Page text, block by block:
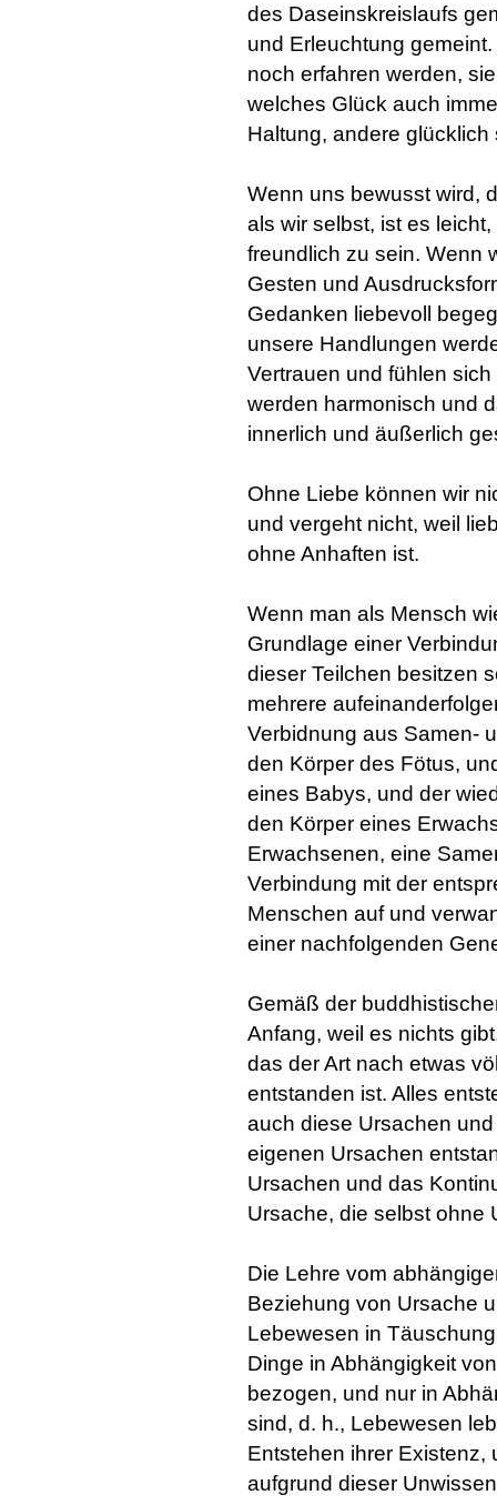
des Daseinskreislaufs
und Erleuchtung
noch erfahren werden,
welches Glück auch
Haltung, andere
Wenn uns bewusst wird,
als wir selbst, ist es
freundlich zu sein. Wenn
Gesten und
Gedanken liebevoll
unsere Handlungen
Vertrauen und fühlen
werden harmonisch und
innerlich und äußerlich
Ohne Liebe können wir
und vergeht nicht, weil
ohne Anhaften ist.
Wenn man als Mensch
Grundlage einer
dieser Teilchen besitzen
mehrere
Verbidnung aus Samen-
den Körper des Fötus,
eines Babys, und der
den Körper eines
Erwachsenen, eine
Verbindung mit der
Menschen auf und
einer nachfolgenden
Gemäß der
Anfang, weil es nichts
das der Art nach etwas
entstanden ist. Alles
auch diese Ursachen
eigenen Ursachen
Ursachen und das
Ursache, die selbst ohne
Die Lehre vom
Beziehung von Ursache
Lebewesen in
Dinge in Abhängigkeit
bezogen, und nur in
sind, d. h., Lebewesen
Entstehen ihrer Existenz,
aufgrund dieser